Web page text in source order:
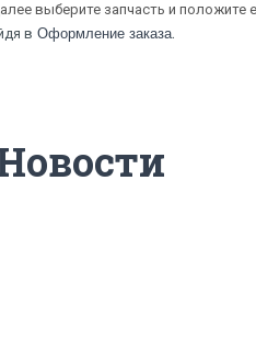
выберите запчасть и положите
в Оформление заказа.